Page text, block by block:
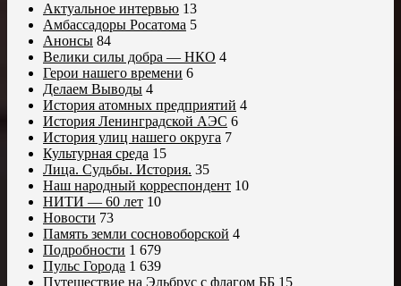
Актуальное интервью 13
Амбассадоры Росатома 5
Анонсы 84
Велики силы добра — НКО 4
Герои нашего времени 6
Делаем Выводы 4
История атомных предприятий 4
История Ленинградской АЭС 6
История улиц нашего округа 7
Культурная среда 15
Лица. Судьбы. История. 35
Наш народный корреспондент 10
НИТИ — 60 лет 10
Новости 73
Память земли сосновоборской 4
Подробности 1 679
Пульс Города 1 639
Путешествие на Эльбрус с флагом ББ 15